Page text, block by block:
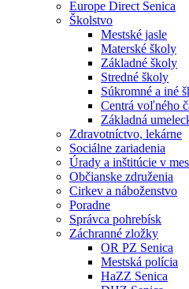
Europe Direct Senica
Školstvo
Mestské jasle
Materské školy
Základné školy
Stredné školy
Súkromné a iné
Centrá voľného
Základná
Zdravotníctvo, lekárne
Sociálne zariadenia
Úrady a inštitúcie v
Občianske združenia
Cirkev a náboženstvo
Poradne
Správca pohrebísk
Záchranné zložky
OR PZ Senica
Mestská polícia
HaZZ Senica